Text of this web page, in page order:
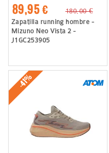
89,95 €
180,00 €
Zapatilla running hombre -
Mizuno Neo Vista 2 -
J1GC253905
-41%